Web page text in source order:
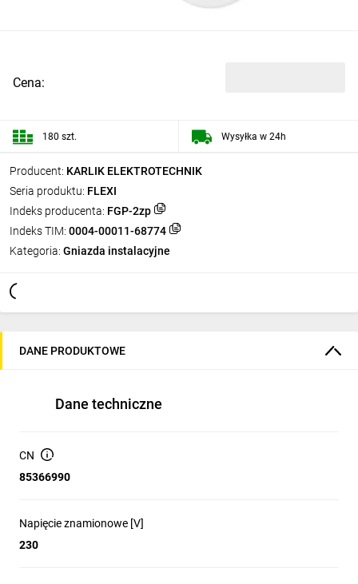
Producent: KARLIK ELEKTROTECHNIK
Seria produktu: FLEXI
Indeks producenta: FGP-2zp
Indeks TIM: 0004-00011-68774
Kategoria: Gniazda instalacyjne
Cena:
180 szt. Wysyłka w 24h
DANE PRODUKTOWE
Dane techniczne
CN
85366990
Napięcie znamionowe [V]
230